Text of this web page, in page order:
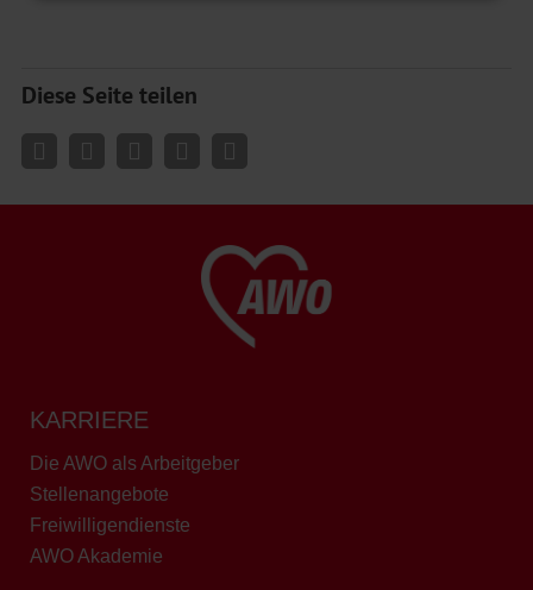
Diese Seite teilen
KARRIERE
Die AWO als Arbeitgeber
Stellenangebote
Freiwilligendienste
AWO Akademie